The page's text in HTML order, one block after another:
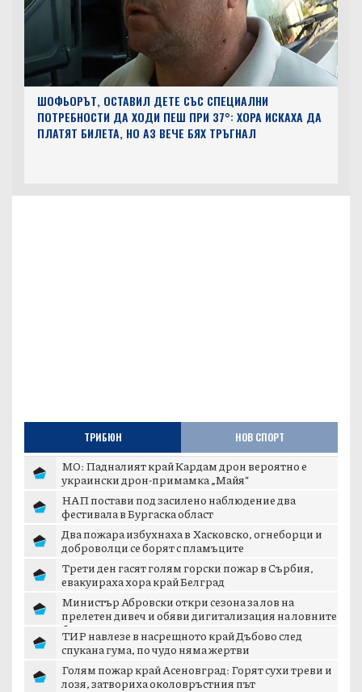
ШОФЬОРЪТ, ОСТАВИЛ ДЕТЕ СЪС СПЕЦИАЛНИ
ПОТРЕБНОСТИ ДА ХОДИ ПЕШ ПРИ 37°: ХОРА ИСКАХА ДА
ПЛАТЯТ БИЛЕТА, НО АЗ ВЕЧЕ БЯХ ТРЪГНАЛ
ТРИБЮН НОВ СПОРТ
МО: Падналият край Кардам дрон вероятно е
украински дрон-примамка „Майя“
НАП постави под засилено наблюдение два
фестивала в Бургаска област
Два пожара избухнаха в Хасковско, огнеборци и
доброволци се борят с пламъците
Трети ден гасят голям горски пожар в Сърбия,
евакуираха хора край Белград
Министър Абровски откри сезона за лов на
прелетен дивеч и обяви дигитализация на ловните
б...
ТИР навлезе в насрещното край Дъбово след
спукана гума, по чудо няма жертви
Голям пожар край Асеновград: Горят сухи треви и
лозя, затвориха околовръстния път